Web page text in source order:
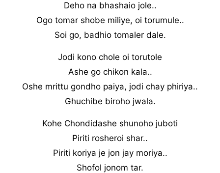
Deho na bhashaio jole..
Ogo tomar shobe miliye, oi torumule..
Soi go, badhio tomaler dale.
Jodi kono chole oi torutole
Ashe go chikon kala..
Oshe mrittu gondho paiya, jodi chay phiriya..
Ghuchibe biroho jwala.
Kohe Chondidashe shunoho juboti
Piriti rosheroi shar..
Piriti koriya je jon jay moriya..
Shofol jonom tar.